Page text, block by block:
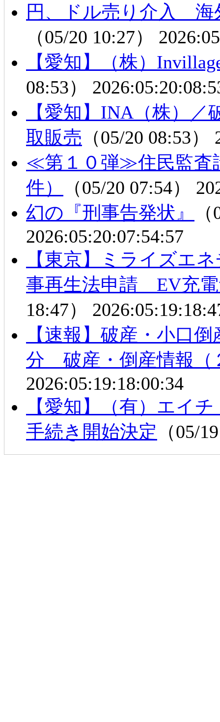
円、ドル売り介入 海
（05/20 10:27）
【愛知】（株）
08:53）
【愛知】INA（株）
取販売 （05/20 08:53）
≪第１０弾≫住民監査
件）
（05/20 07:54）
幻の『刑事告発状』
2026:05:20:07:54:57
【東京】ミライズエ
事再生法申請 EV充
18:47）
【速報】破産・小口
分 破産・倒産情報（
2026:05:19:18:00:34
【愛知】（有）エイ
手続き開始決定 （05/